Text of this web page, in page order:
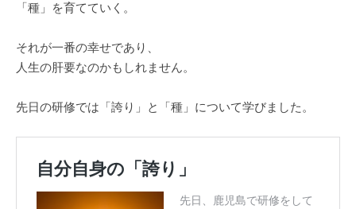
「種」を育てていく。
それが一番の幸せであり、
人生の肝要なのかもしれません。
先日の研修では「誇り」と「種」について学びました。